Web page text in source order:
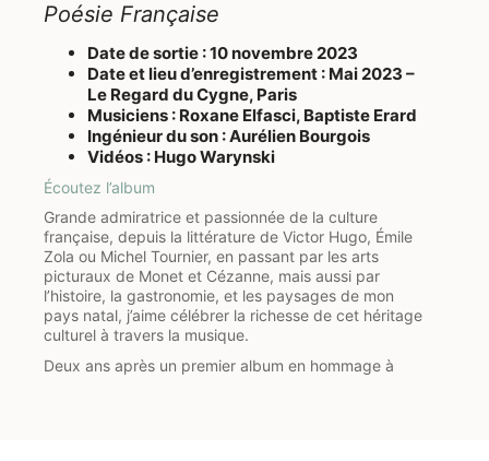
Le titre GLASS GAZE donné à l’album peut se traduire
par « regard de verre ». Au-delà de la référence au
compositeur, ce titre évoque ainsi la transparence et
la clarté de la musique de Philip Glass, qui résonne
dans le monde contemporain comme une évidence.
L’allitération du titre reflète par ailleurs les jeux de
miroirs et de répétitions hypnotiques caractéristiques
de sa musique. À travers le prisme de nos deux
guitares, cet album est donc une invitation à porter
Poésie Française
Date de sortie : 10 novembre 2023
Date et lieu d’enregistrement : Mai 2023 –
Le Regard du Cygne, Paris
Musiciens : Roxane Elfasci, Baptiste Erard
Ingénieur du son : Aurélien Bourgois
Vidéos : Hugo Warynski
Écoutez l’album
Grande admiratrice et passionnée de la culture
française, depuis la littérature de Victor Hugo, Émile
Zola ou Michel Tournier, en passant par les arts
picturaux de Monet et Cézanne, mais aussi par
l’histoire, la gastronomie, et les paysages de mon
pays natal, j’aime célébrer la richesse de cet héritage
culturel à travers la musique.
Deux ans après un premier album en hommage à